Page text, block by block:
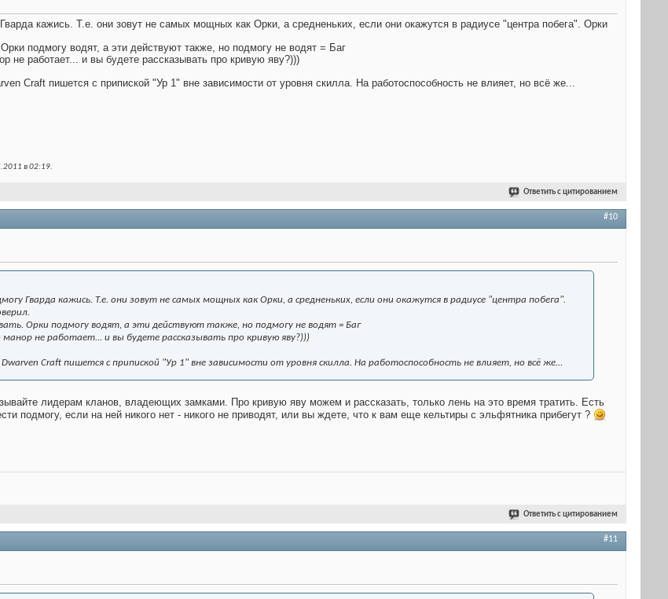
кажись. Т.е. они зовут не самых мощных как Орки, а средненьких, если они окажутся в радиусе "центра побега". Орки
подмогу водят, а эти действуют также, но подмогу не водят = Баг
не работает... и вы будете рассказывать про кривую яву?)))
Craft пишется с припиской "Ур 1" вне зависимости от уровня скилла. На работоспособность не влияет, но всё же...
в02:19.
Ответить с цитированием
#10
Гварда кажись. Т.е. они зовут не самых мощных как Орки, а средненьких, если они окажутся в радиусе "центра побега".
Орки подмогу водят, а эти действуют также, но подмогу не водят = Баг
не работает... и вы будете рассказывать про кривую яву?)))
Craft пишется с припиской "Ур 1" вне зависимости от уровня скилла. На работоспособность не влияет, но всё же...
лидерам кланов, владеющих замками. Про кривую яву можем и рассказать, только лень на это время тратить. Есть
подмогу, если на ней никого нет - никого не приводят, или вы ждете, что к вам еще кельтиры с эльфятника прибегут ?
Ответить с цитированием
#11